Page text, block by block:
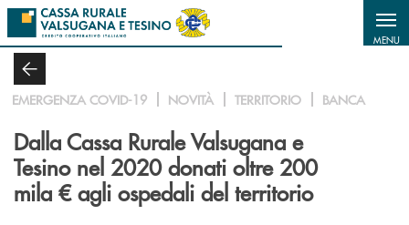
Salta al contenuto principale
MENU
EMERGENZA COVID-19 NOVITÀ TERRITORIO BANCA
Dalla Cassa Rurale Valsugana e
Tesino nel 2020 donati oltre 200
mila € agli ospedali del territorio